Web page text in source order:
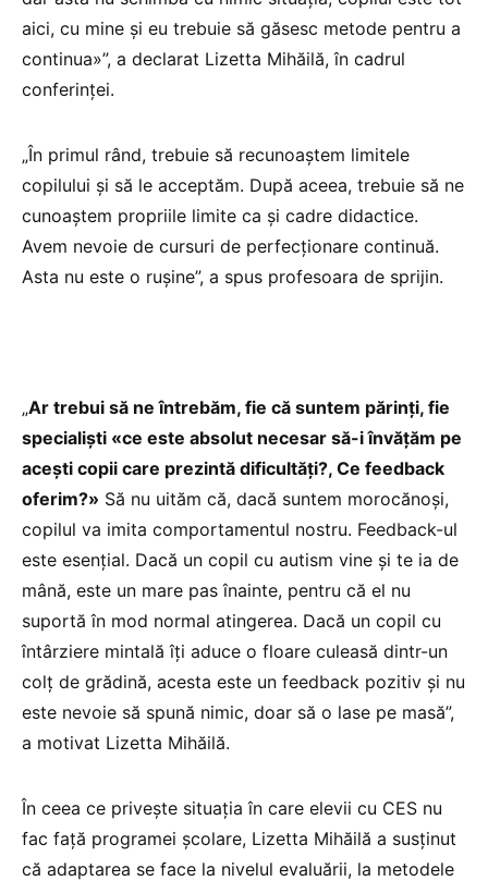
aici, cu mine și eu trebuie să găsesc metode pentru a
continua»”, a declarat Lizetta Mihăilă, în cadrul
conferinței.
„În primul rând, trebuie să recunoaștem limitele
copilului și să le acceptăm. După aceea, trebuie să ne
cunoaștem propriile limite ca și cadre didactice.
Avem nevoie de cursuri de perfecționare continuă.
Asta nu este o rușine”, a spus profesoara de sprijin.
„Ar trebui să ne întrebăm, fie că suntem părinți, fie
specialiști «ce este absolut necesar să-i învățăm pe
acești copii care prezintă dificultăți?, Ce feedback
oferim?» Să nu uităm că, dacă suntem morocănoși,
copilul va imita comportamentul nostru. Feedback-ul
este esențial. Dacă un copil cu autism vine și te ia de
mână, este un mare pas înainte, pentru că el nu
suportă în mod normal atingerea. Dacă un copil cu
întârziere mintală îți aduce o floare culeasă dintr-un
colț de grădină, acesta este un feedback pozitiv și nu
este nevoie să spună nimic, doar să o lase pe masă”,
a motivat Lizetta Mihăilă.
În ceea ce privește situația în care elevii cu CES nu
fac față programei școlare, Lizetta Mihăilă a susținut
că adaptarea se face la nivelul evaluării, la metodele